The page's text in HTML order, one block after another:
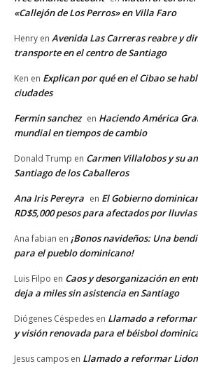
«Callejón de Los Perros» en Villa Faro
Henry en Avenida Las Carreras reabre y
transporte en el centro de Santiago
Ken en Explican por qué en el Cibao se
ciudades
Fermin sanchez en Haciendo América
mundial en tiempos de cambio
Donald Trump en Carmen Villalobos y su
Santiago de los Caballeros
Ana Iris Pereyra en El Gobierno
RD$5,000 pesos para afectados por
Ana fabian en ¡Bonos navideños: Una
para el pueblo dominicano!
Luis Filpo en Caos y desorganización en
deja a miles sin asistencia en Santiago
Diógenes Céspedes en Llamado a
y visión renovada para el béisbol
Jesus campos en Llamado a reformar